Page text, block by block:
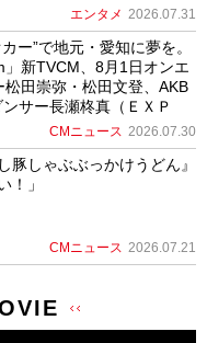
エンタメ 2026.07.31
ー”で地元・愛知に夢を。
新TVCM、8月1日オンエ
田崇弥・松田文登、AKB
サー長瀬柊真（ＥＸＰ
CMニュース 2026.07.30
豚しゃぶぶっかけうどん』
！」
CMニュース 2026.07.21